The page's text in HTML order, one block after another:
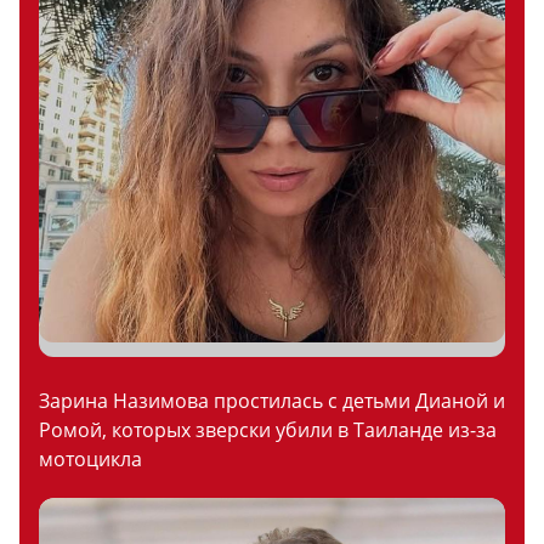
Зарина Назимова простилась с детьми Дианой и
Ромой, которых зверски убили в Таиланде из-за
мотоцикла